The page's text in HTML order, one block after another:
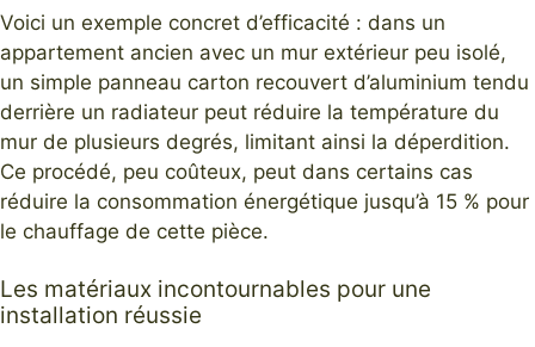
Voici un exemple concret d’efficacité : dans un
appartement ancien avec un mur extérieur peu isolé,
un simple panneau carton recouvert d’aluminium tendu
derrière un radiateur peut réduire la température du
mur de plusieurs degrés, limitant ainsi la déperdition.
Ce procédé, peu coûteux, peut dans certains cas
réduire la consommation énergétique jusqu’à 15 % pour
le chauffage de cette pièce.
Les matériaux incontournables pour une
installation réussie